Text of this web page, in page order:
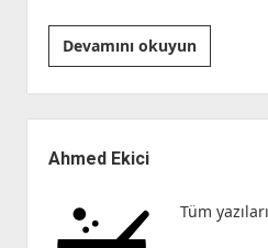
Devamını okuyunFark
Et
ve
Harekete
Menü
Ahmed Ekici
Tüm yazıları